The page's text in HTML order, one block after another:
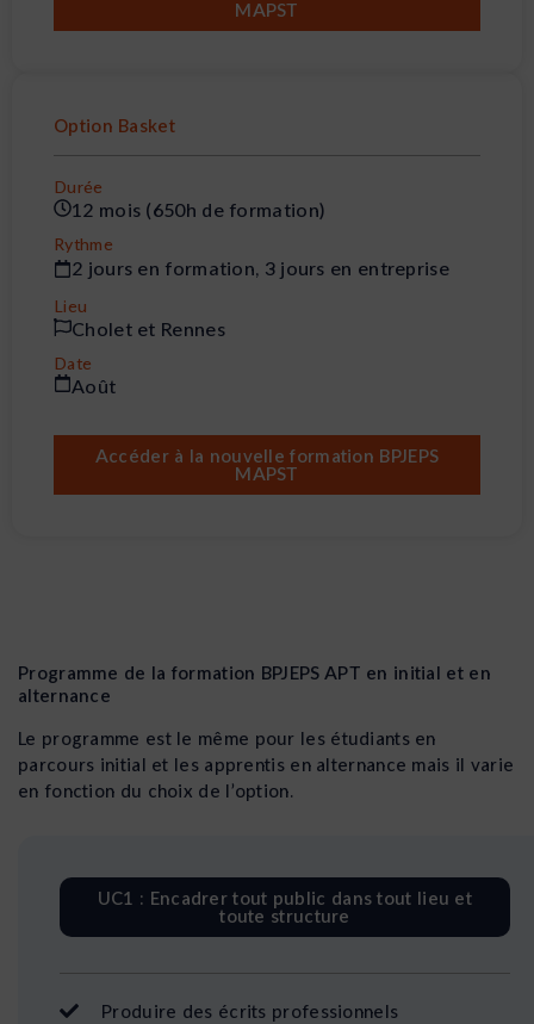
MAPST
Option Basket
Durée
12 mois (650h de formation)
Rythme
2 jours en formation, 3 jours en entreprise
Lieu
Cholet et Rennes
Date
Août
Accéder à la nouvelle formation BPJEPS
MAPST
Programme de la formation BPJEPS APT en initial et en
alternance
Le programme est le même pour les étudiants en
parcours initial et les apprentis en alternance mais il varie
en fonction du choix de l’option.
UC1 : Encadrer tout public dans tout lieu et
toute structure
Produire des écrits professionnels